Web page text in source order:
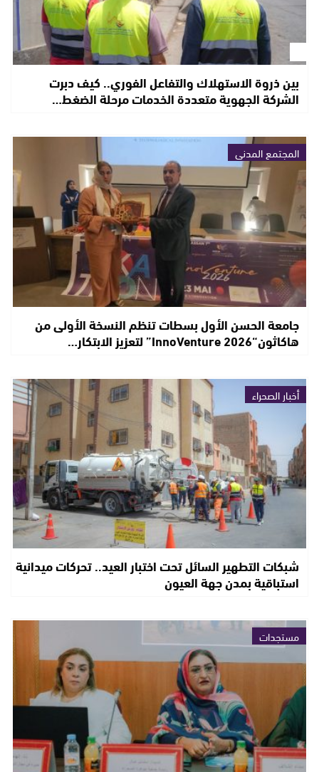
بين ذروة الاستهلاك والتفاعل الفوري.. كيف دبرت
الشركة الجهوية متعددة الخدمات مرحلة الضغط…
المجتمع المدني
جامعة الحسن الأول بسطات تنظم النسخة الأولى من
هاكاثون“InnoVenture 2026” لتعزيز الابتكار…
أخبار الصحراء
شبكات التطهير السائل تحت اختبار العيد.. تحركات ميدانية
استباقية بمدن جهة العيون
مستجدات